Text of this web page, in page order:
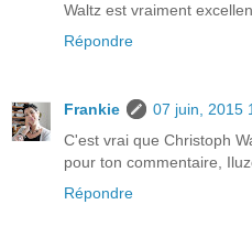
Waltz est vraiment
Répondre
Frankie
07 juin, 2015
C'est vrai que Christoph
pour ton commentaire,
Répondre